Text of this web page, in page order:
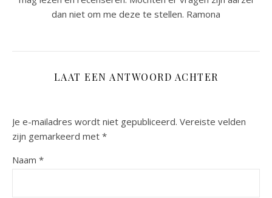
dan niet om me deze te stellen. Ramona
LAAT EEN ANTWOORD ACHTER
Je e-mailadres wordt niet gepubliceerd. Vereiste velden
zijn gemarkeerd met *
Naam *